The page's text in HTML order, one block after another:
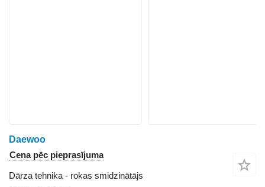
Daewoo
Cena pēc pieprasījuma
Dārza tehnika - rokas smidzinātājs